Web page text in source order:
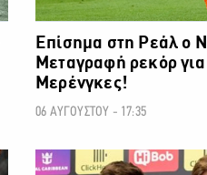
Επίσημα στη Ρεάλ ο
Μεταγραφή ρεκόρ για
Μερένγκες!
06 ΑΥΓΟΥΣΤΟΥ - 17:35